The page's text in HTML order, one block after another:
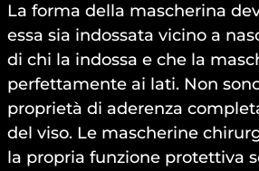
La forma della mascherina
essa sia indossata vicino a
di chi la indossa e che la
perfettamente ai lati. Non
proprietà di aderenza
del viso. Le mascherine
la propria funzione protettiva